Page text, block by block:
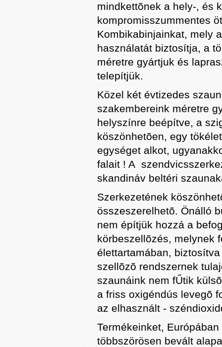
mindkettõnek a hely-, és
kompromisszummentes
Kombikabinjainkat, mely
használatát biztosítja, a
méretre gyártjuk és
telepítjük.
Közel két évtizedes
szakembereink méretre
helyszínre beépítve, a
köszönhetõen, egy
egységet alkot,
falait ! A
skandináv beltéri
Szerkezetének
összeszerelhetõ. Önálló
nem építjük hozzá a
körbeszellõzés, melynek
élettartamában,
szellõzõ rendszernek
szaunáink nem fŰtik
a friss oxigéndús levegõ
az elhasznált -
Termékeinket,
többszörösen bevált